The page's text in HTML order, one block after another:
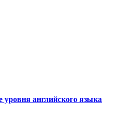
уровня английского языка